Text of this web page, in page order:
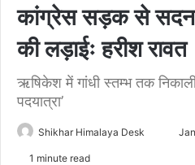
कांग्रेस सड़क से सदन
की लड़ाईः हरीश रावत
ऋषिकेश में गांधी स्तम्भ तक निकाली
पदयात्रा’
Shikhar Himalaya Desk
Send
1 minute read